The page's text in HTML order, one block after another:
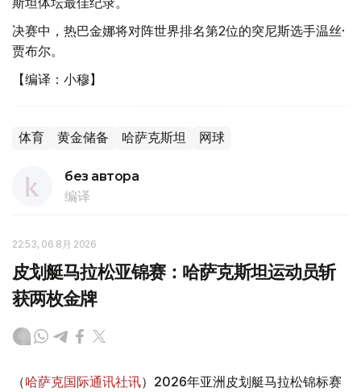
决赛中，热巴金娜将对阵世界排名第2位的突尼斯选手温丝·
贾布尔。
【编译：小穆】
体育 黄金储备 哈萨克斯坦 网球
без автора
编译
22:53, 06 8月 2026
皮划艇马拉松亚锦赛：哈萨克斯坦运动员斩
获两枚金牌
（哈萨克国际通讯社讯）2026年亚洲皮划艇马拉松锦标赛